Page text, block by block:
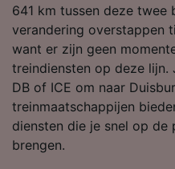
641 km tussen deze twee
verandering overstappen
want er zijn geen
treindiensten op deze lijn.
DB of ICE om naar
treinmaatschappijen
diensten die je snel op de
brengen.